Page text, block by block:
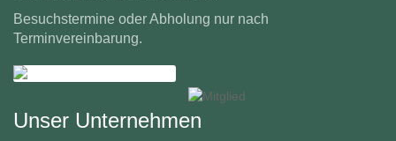
Besuchstermine oder Abholung nur nach
Terminvereinbarung.
Unser Unternehmen